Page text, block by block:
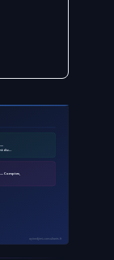
du…
— Comptes,
ayinedjimi-consultants.fr